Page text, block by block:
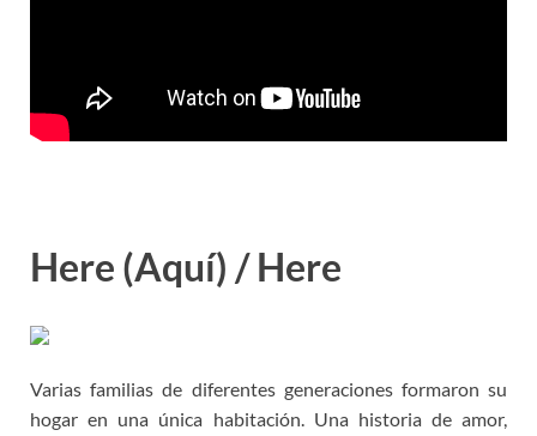
Here (Aquí) / Here
Varias familias de diferentes generaciones formaron su
hogar en una única habitación. Una historia de amor,